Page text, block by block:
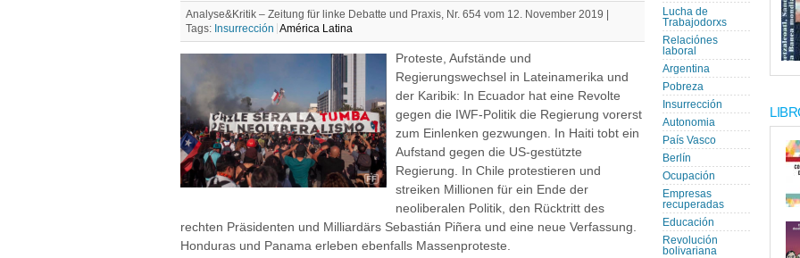
Analyse&Kritik ‒ Zeitung für linke Debatte und Praxis, Nr. 654 vom 12. November 2019 |
Tags: Insurrección América Latina
Proteste, Aufstände und
Regierungswechsel in Lateinamerika und
der Karibik: In Ecuador hat eine Revolte
gegen die IWF-Politik die Regierung vorerst
zum Einlenken gezwungen. In Haiti tobt ein
Aufstand gegen die US-gestützte
Regierung. In Chile protestieren und
streiken Millionen für ein Ende der
neoliberalen Politik, den Rücktritt des
rechten Präsidenten und Milliardärs Sebastián Piñera und eine neue Verfassung.
Honduras und Panama erleben ebenfalls Massenproteste.
Lucha de
Trabajodorxs
Relaciónes
laboral
Argentina
Pobreza
Insurrección
Autonomia
País Vasco
Berlín
Ocupación
Empresas
recuperadas
Educación
Revolución
bolivariana